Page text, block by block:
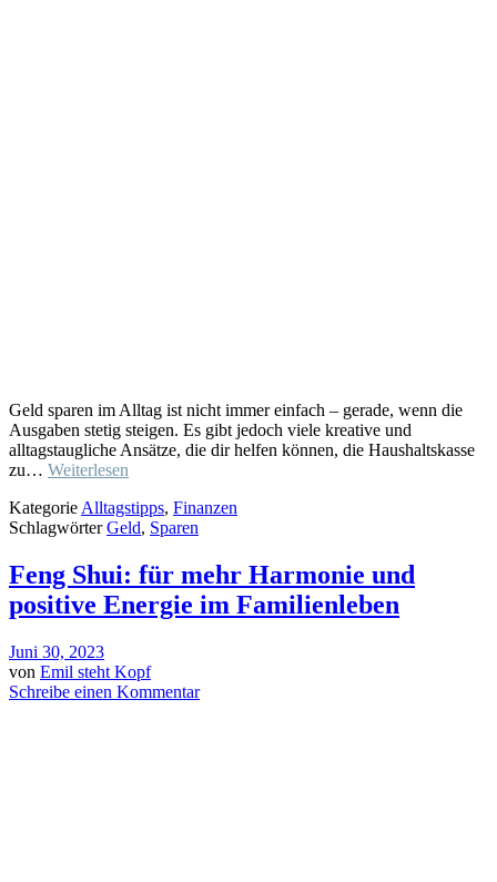
Geld sparen im Alltag ist nicht immer einfach – gerade, wenn die
Ausgaben stetig steigen. Es gibt jedoch viele kreative und
alltagstaugliche Ansätze, die dir helfen können, die Haushaltskasse
zu… Weiterlesen
Kategorie Alltagstipps, Finanzen
SchlagwörterGeld, Sparen
Feng Shui: für mehr Harmonie und
positive Energie im Familienleben
Juni 30, 2023
von Emil steht Kopf
Schreibe einen Kommentar